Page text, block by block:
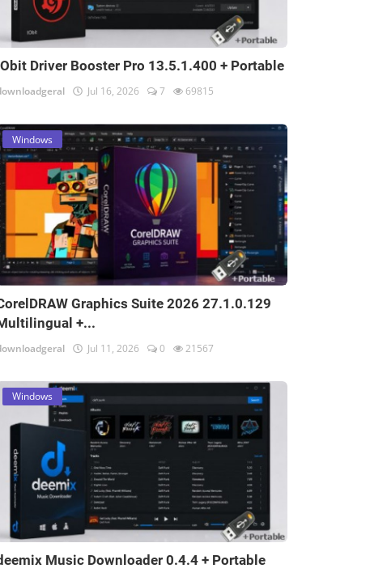
Driver Booster Pro 13.5.1.400 + Portable
Jul 16, 2026 7 69815
Windows
Graphics Suite 2026 27.1.0.129
+...
Jul 11, 2026 0 21567
Windows
Music Downloader 0.4.4 + Portable